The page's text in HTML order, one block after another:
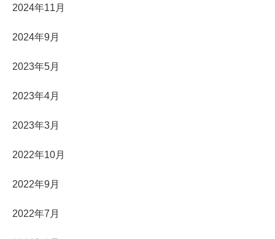
2024年11月
2024年9月
2023年5月
2023年4月
2023年3月
2022年10月
2022年9月
2022年7月